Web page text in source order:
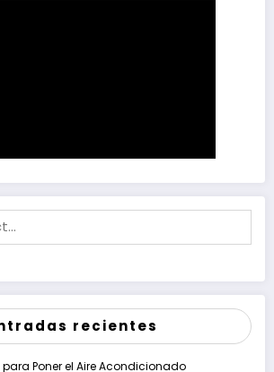
recientes
para Poner el Aire Acondicionado